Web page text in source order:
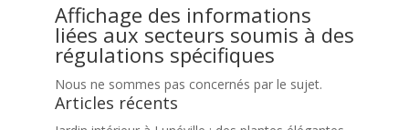
Affichage des informations
liées aux secteurs soumis à des
régulations spécifiques
Nous ne sommes pas concernés par le sujet.
Articles récents